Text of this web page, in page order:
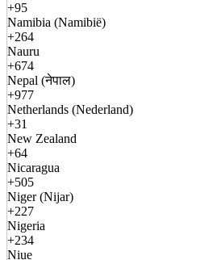
+95
Namibia (Namibië)
+264
Nauru
+674
Nepal (नेपाल)
+977
Netherlands (Nederland)
+31
New Zealand
+64
Nicaragua
+505
Niger (Nijar)
+227
Nigeria
+234
Niue